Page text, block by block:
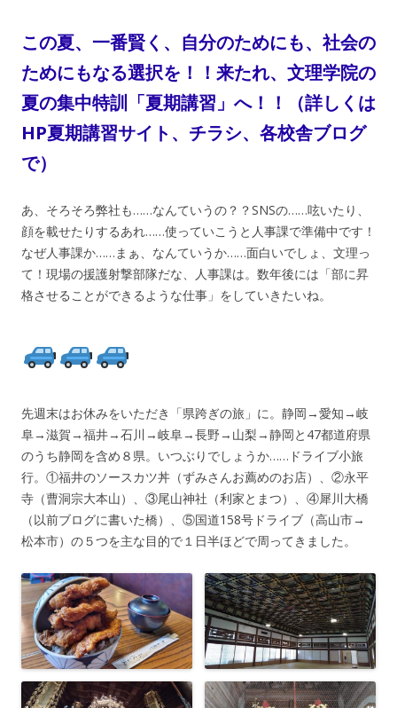
この夏、一番賢く、自分のためにも、社会の
ためにもなる選択を！！来たれ、文理学院の
夏の集中特訓「夏期講習」へ！！（詳しくは
HP夏期講習サイト、チラシ、各校舎ブログ
で）
あ、そろそろ弊社も……なんていうの？？SNSの……呟いたり、
顔を載せたりするあれ……使っていこうと人事課で準備中です！
なぜ人事課か……まぁ、なんていうか……面白いでしょ、文理っ
て！現場の援護射撃部隊だな、人事課は。数年後には「部に昇
格させることができるような仕事」をしていきたいね。
先週末はお休みをいただき「県跨ぎの旅」に。静岡→愛知→岐
阜→滋賀→福井→石川→岐阜→長野→山梨→静岡と47都道府県
のうち静岡を含め８県。いつぶりでしょうか……ドライブ小旅
行。①福井のソースカツ丼（ずみさんお薦めのお店）、②永平
寺（曹洞宗大本山）、③尾山神社（利家とまつ）、④犀川大橋
（以前ブログに書いた橋）、⑤国道158号ドライブ（高山市→
松本市）の５つを主な目的で１日半ほどで周ってきました。